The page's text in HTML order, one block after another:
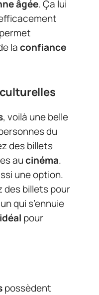
âgée. Ça lui
laconfiance
, voilà une belle
du
des billets
aucinéma.
une option.
des billets pour
qui s’ennuie
pour
possèdent